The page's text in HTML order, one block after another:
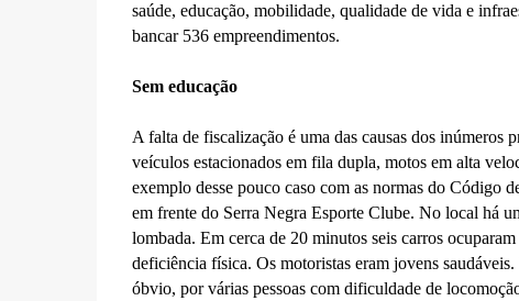
saúde, educação, mobilidade, qualidade de vida e
bancar 536 empreendimentos.
Sem educação
A falta de fiscalização é uma das causas dos inúmeros
veículos estacionados em fila dupla, motos em alta
exemplo desse pouco caso com as normas do Código
em frente do Serra Negra Esporte Clube. No local há
lombada. Em cerca de 20 minutos seis carros
deficiência física. Os motoristas eram jovens
óbvio, por várias pessoas com dificuldade de